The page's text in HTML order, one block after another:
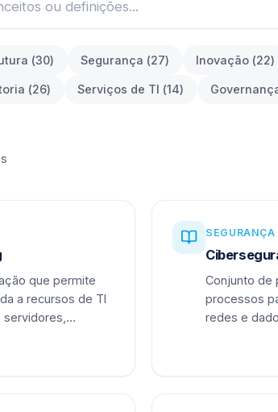
(30) Segurança (27) Inovação (22)
(26) Serviços de TI (14)
que permite
a recursos de TI
SEGURANÇA
Conjunto de
processos
redes e